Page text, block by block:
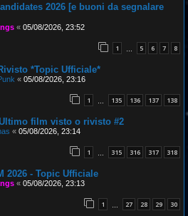
2026 [e buoni da segnalare
« 05/08/2026, 23:52
1 5 6 7 8
*Topic Ufficiale*
« 05/08/2026, 23:16
1 135 136 137 138
film visto o rivisto #2
« 05/08/2026, 23:14
1 315 316 317 318
2026 - Topic Ufficiale
« 05/08/2026, 23:13
1 … 27 28 29 30